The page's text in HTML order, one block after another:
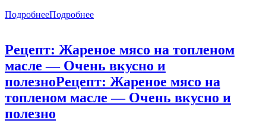
ПодробнееПодробнее
Рецепт: Жареное мясо на топленом
масле — Очень вкусно и
полезноРецепт: Жареное мясо на
топленом масле — Очень вкусно и
полезно